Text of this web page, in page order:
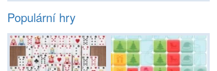
Populární hry